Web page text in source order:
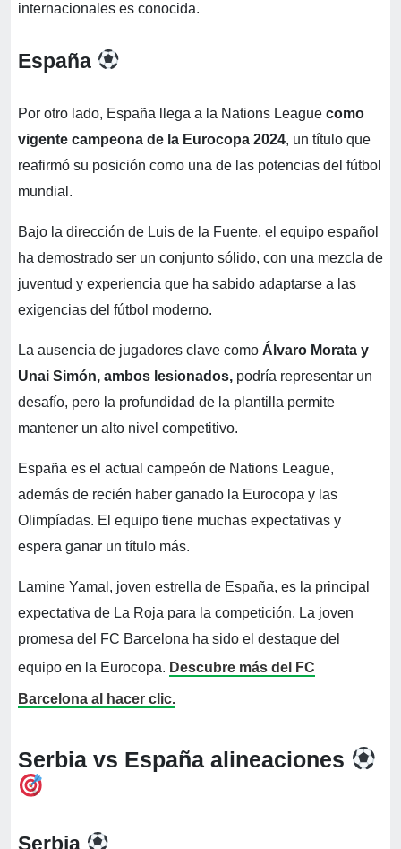
internacionales es conocida.
España
Por otro lado, España llega a la Nations League como
vigente campeona de la Eurocopa 2024, un título que
reafirmó su posición como una de las potencias del fútbol
mundial.
Bajo la dirección de Luis de la Fuente, el equipo español
ha demostrado ser un conjunto sólido, con una mezcla de
juventud y experiencia que ha sabido adaptarse a las
exigencias del fútbol moderno.
La ausencia de jugadores clave como Álvaro Morata y
Unai Simón, ambos lesionados, podría representar un
desafío, pero la profundidad de la plantilla permite
mantener un alto nivel competitivo.
España es el actual campeón de Nations League,
además de recién haber ganado la Eurocopa y las
Olimpíadas. El equipo tiene muchas expectativas y
espera ganar un título más.
Lamine Yamal, joven estrella de España, es la principal
expectativa de La Roja para la competición. La joven
promesa del FC Barcelona ha sido el destaque del
equipo en la Eurocopa. Descubre más del FC
Barcelona al hacer clic.
Serbia vs España alineaciones
Serbia